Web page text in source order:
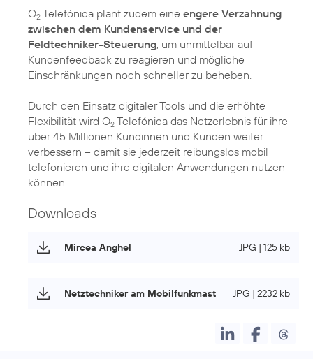
O2 Telefónica plant zudem eine engere Verzahnung
zwischen dem Kundenservice und der
Feldtechniker-Steuerung, um unmittelbar auf
Kundenfeedback zu reagieren und mögliche
Einschränkungen noch schneller zu beheben.
Durch den Einsatz digitaler Tools und die erhöhte
Flexibilität wird O2 Telefónica das Netzerlebnis für ihre
über 45 Millionen Kundinnen und Kunden weiter
verbessern – damit sie jederzeit reibungslos mobil
telefonieren und ihre digitalen Anwendungen nutzen
können.
Downloads
Mircea Anghel JPG | 125 kb
Netztechniker am Mobilfunkmast JPG | 2232 kb